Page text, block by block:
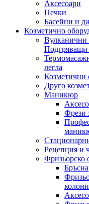
Аксесоари
Печки
Басейни и
Козметично
Вулканични
Подгряващи
легла
Козметични
Друго
Маникюр
Фрези
Рецепция и
Фризьорско
колони